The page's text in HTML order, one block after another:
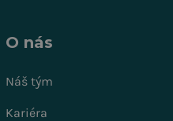
O nás
Náš tým
Kariéra